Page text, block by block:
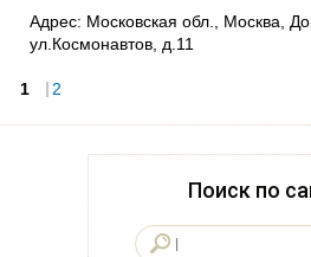
Адрес: Московская обл., Москва,
ул.Космонавтов, д.11
Страницы
1 2
Поиск по